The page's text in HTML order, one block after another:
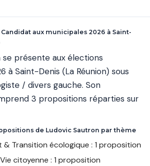
aux municipales 2026 à Saint-
se présente aux élections
à Saint-Denis (La Réunion) sous
/ divers gauche. Son
3 propositions réparties sur
de Ludovic Sautron par thème
& Transition écologique : 1 proposition
citoyenne : 1 proposition